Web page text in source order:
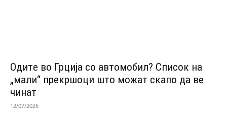
Одитe во Грција со автомобил? Список на
„мали“ прекршоци што можат скапо да ве
чинат
12/07/2026